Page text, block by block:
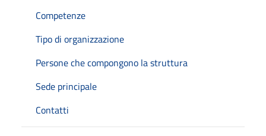
Competenze
Tipo di organizzazione
Persone che compongono la struttura
Sede principale
Contatti